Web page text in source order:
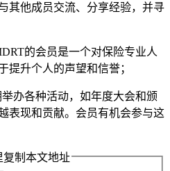
其他成员交流、分享经验，并寻
的会员是一个对保险专业人
提升个人的声望和信誉；
办各种活动，如年度大会和颁
表现和贡献。会员有机会参与这
复制本文地址